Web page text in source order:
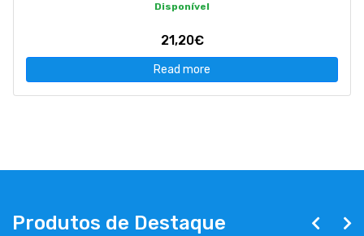
Disponível
21,20€
Read more
Produtos de Destaque